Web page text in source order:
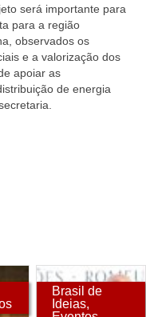
será importante para
para a região
observados os
e a valorização dos
apoiar as
de energia
Brasil de
Ideias,